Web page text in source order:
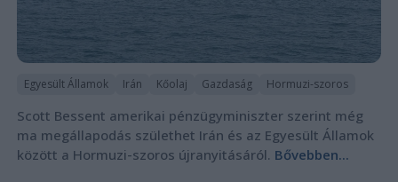
Egyesült Államok Irán Kőolaj Gazdaság Hormuzi-szoros
Scott Bessent amerikai pénzügyminiszter szerint még
ma megállapodás születhet Irán és az Egyesült Államok
között a Hormuzi-szoros újranyitásáról. Bővebben...